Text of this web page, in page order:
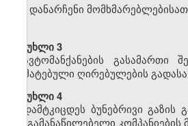
დ) დანარჩენი
მუხლი 3
ავტომანქანების
დამატებული ღირებულების
მუხლი 4
დამტკიცდეს ბუნებრივი
გაზგამანაწილებელი